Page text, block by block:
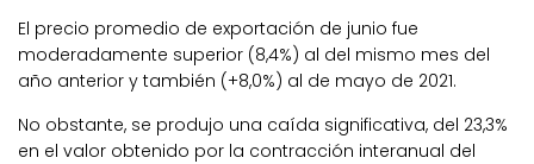
El precio promedio de exportación de junio fue
moderadamente superior (8,4%) al del mismo mes del
año anterior y también (+8,0%) al de mayo de 2021.
No obstante, se produjo una caída significativa, del 23,3%
en el valor obtenido por la contracción interanual del